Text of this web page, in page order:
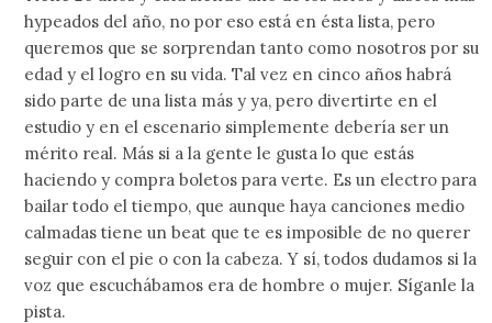
hypeados del año, no por eso está en ésta lista, pero
queremos que se sorprendan tanto como nosotros por su
edad y el logro en su vida. Tal vez en cinco años habrá
sido parte de una lista más y ya, pero divertirte en el
estudio y en el escenario simplemente debería ser un
mérito real. Más si a la gente le gusta lo que estás
haciendo y compra boletos para verte. Es un electro para
bailar todo el tiempo, que aunque haya canciones medio
calmadas tiene un beat que te es imposible de no querer
seguir con el pie o con la cabeza. Y sí, todos dudamos si la
voz que escuchábamos era de hombre o mujer. Síganle la
pista.